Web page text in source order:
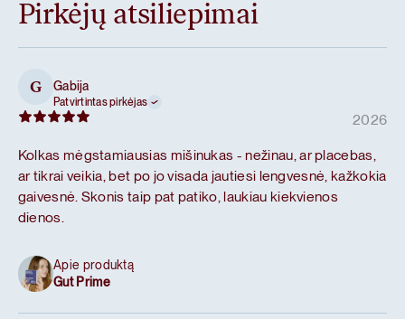
Pirkėjų atsiliepimai
G Gabija
Patvirtintas pirkėjas
2026
Kolkas mėgstamiausias mišinukas - nežinau, ar placebas,
ar tikrai veikia, bet po jo visada jautiesi lengvesnė, kažkokia
gaivesnė. Skonis taip pat patiko, laukiau kiekvienos
dienos.
Apie produktą
Gut Prime